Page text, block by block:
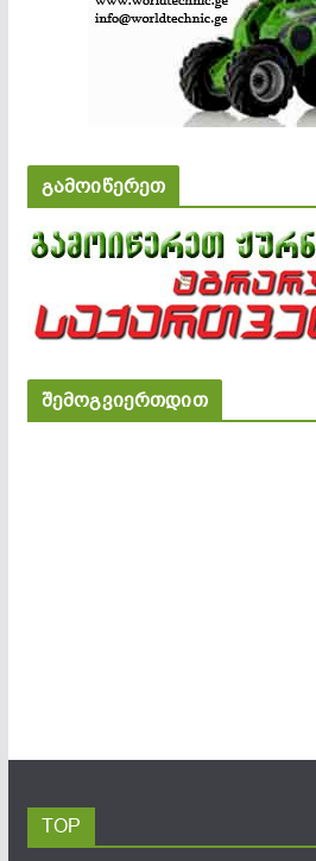
გამოიწერეთ
შემოგვიერთდით
TOP